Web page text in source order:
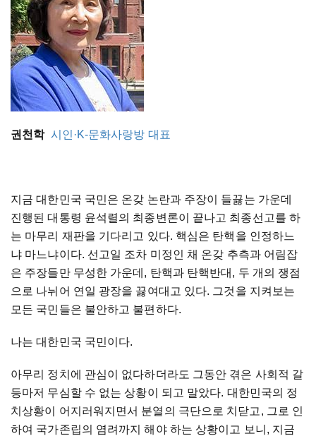
권천학 시인·K-문화사랑방 대표
지금 대한민국 국민은 온갖 논란과 주장이 들끓는 가운데
진행된 대통령 윤석렬의 최종변론이 끝나고 최종선고를 하
는 마무리 재판을 기다리고 있다. 핵심은 탄핵을 인정하느
냐 마느냐이다. 선고일 조차 미정인 채 온갖 추측과 어림잡
은 주장들만 무성한 가운데, 탄핵과 탄핵반대, 두 개의 쟁점
으로 나뉘어 연일 광장을 끓여대고 있다. 그것을 지켜보는
모든 국민들은 불안하고 불편하다.
나는 대한민국 국민이다.
아무리 정치에 관심이 없다하더라도 그동안 겪은 사회적 갈
등마저 무심할 수 없는 상황이 되고 말았다. 대한민국의 정
치상황이 어지러워지면서 분열의 극단으로 치닫고, 그로 인
하여 국가존립의 염려까지 해야 하는 상황이고 보니, 지금